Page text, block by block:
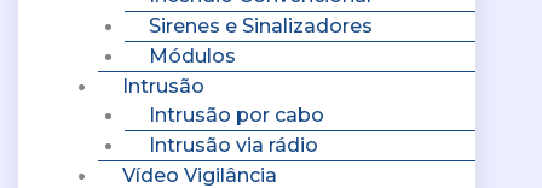
Sirenes e Sinalizadores
Módulos
Intrusão
Intrusão por cabo
Intrusão via rádio
Vídeo Vigilância